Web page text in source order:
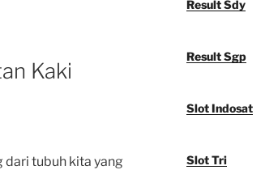
Kaki
dari tubuh kita yang
Result Sdy
Result Sgp
Slot Indosat
Slot Tri